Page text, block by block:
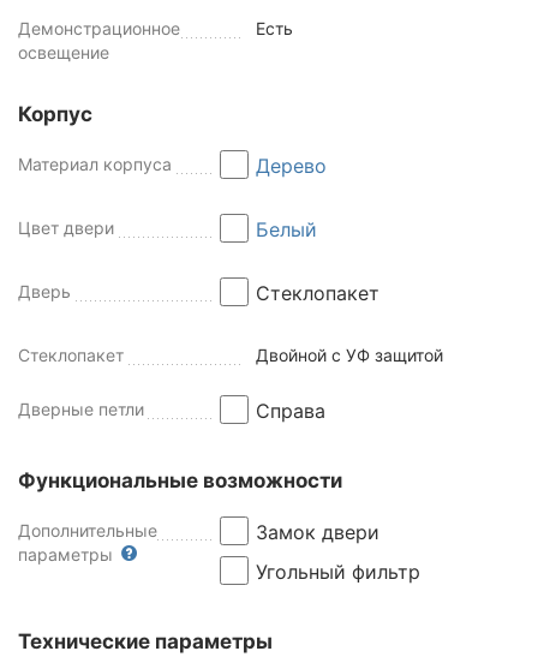
Демонстрационное
освещение
Есть
Корпус
Материал корпуса Дерево
Цвет двери Белый
Дверь Стеклопакет
Стеклопакет Двойной с УФ защитой
Дверные петли Справа
Функциональные возможности
Дополнительные
параметры
Замок двери
Угольный фильтр
Технические параметры